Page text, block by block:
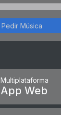
Pedir Música
Multiplataforma
App Web